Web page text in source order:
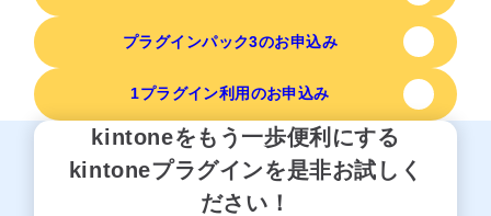
プラグインパック3のお申込み
1プラグイン利用のお申込み
kintoneをもう一歩便利にする
kintoneプラグインを是非お試しく
ださい！